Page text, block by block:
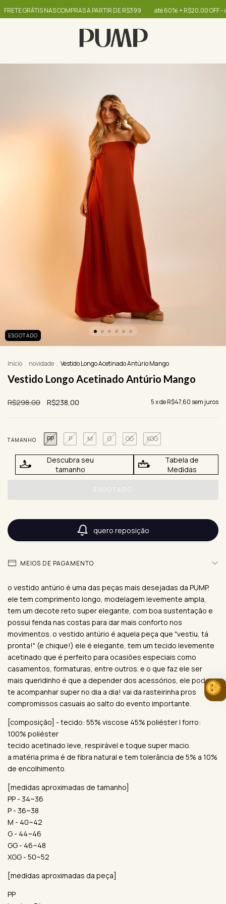
GRÁTIS NAS COMPRAS A PARTIR DE R$399 até 60% + R$20,00 OFF - use o
ESGOTADO
Início . novidade . Vestido Longo Acetinado Antúrio Mango
Vestido Longo Acetinado Antúrio Mango
R$298,00 R$238,00 5x deR$47,60 sem juros
TAMANHO PP P M G GG XGG
Descubra seu
tamanho
Tabela de
Medidas
quero reposição
MEIOS DE PAGAMENTO
o vestido antúrio é uma das peças mais desejadas da PUMP.
ele tem comprimento longo, modelagem levemente ampla,
tem um decote reto super elegante, com boa sustentação e
possui fenda nas costas para dar mais conforto nos
movimentos. o vestido antúrio é aquela peça que "vestiu, tá
pronta!" (e chique!) ele é elegante, tem um tecido levemente
acetinado que é perfeito para ocasiões especiais como
casamentos, formaturas, entre outros. e o que faz ele ser
mais queridinho é que a depender dos acessórios, ele pode
te acompanhar super no dia a dia! vai da rasteirinha pros
compromissos casuais ao salto do evento importante.
[composição] - tecido: 55% viscose 45% poliéster | forro:
100% poliéster
tecido acetinado leve, respirável e toque super macio.
a matéria prima é de fibra natural e tem tolerância de 5% a 10%
de encolhimento.
[medidas aproximadas de tamanho]
PP - 34~36
P - 36~38
M - 40~42
G - 44~46
GG - 46~48
XGG - 50~52
[medidas aproximadas da peça]
PP